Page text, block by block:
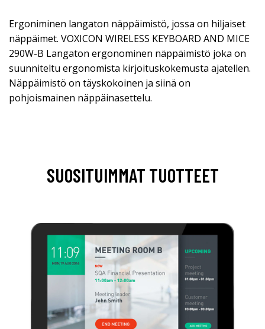
Ergoniminen langaton näppäimistö, jossa on hiljaiset
näppäimet. VOXICON WIRELESS KEYBOARD AND MICE
290W-B Langaton ergonominen näppäimistö joka on
suunniteltu ergonomista kirjoituskokemusta ajatellen.
Näppäimistö on täyskokoinen ja siinä on
pohjoismainen näppäinasettelu.
SUOSITUIMMAT TUOTTEET